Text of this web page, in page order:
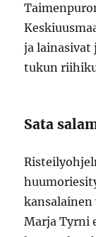
ja lainasivat
tukun
Sata
Marja Tyrni